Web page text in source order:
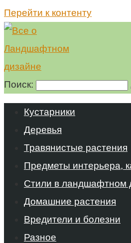
Перейти к контенту
Поиск:
Кустарники
Деревья
Травянистые растения
Предметы интерьера,
Стили в ландшафтном
Домашние растения
Вредители и болезни
Разное